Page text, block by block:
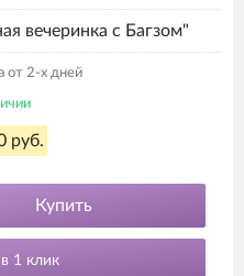
вечеринка с Багзом"
от 2-х дней
руб.
Купить
1 клик